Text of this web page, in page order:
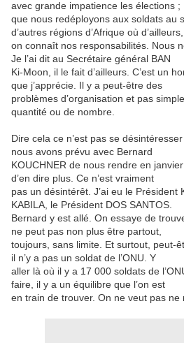
avec grande impatience les élections ;
que nous redéployons aux soldats au
d’autres régions d’Afrique où d’ailleurs,
on connaît nos responsabilités. Nous
Je l’ai dit au Secrétaire général BAN
Ki-Moon, il le fait d’ailleurs. C’est un
que j’apprécie. Il y a peut-être des
problèmes d’organisation et pas
quantité ou de nombre.
Dire cela ce n’est pas se
nous avons prévu avec Bernard
KOUCHNER de nous rendre en janvier
d’en dire plus. Ce n’est vraiment
pas un désintérêt. J’ai eu le Président
KABILA, le Président DOS SANTOS.
Bernard y est allé. On essaye de
ne peut pas non plus être partout,
toujours, sans limite. Et surtout, peut-
il n’y a pas un soldat de l’ONU. Y
aller là où il y a 17 000 soldats de
faire, il y a un équilibre que l’on est
en train de trouver. On ne veut pas ne